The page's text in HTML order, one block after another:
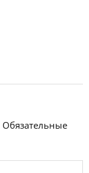
Обязательные